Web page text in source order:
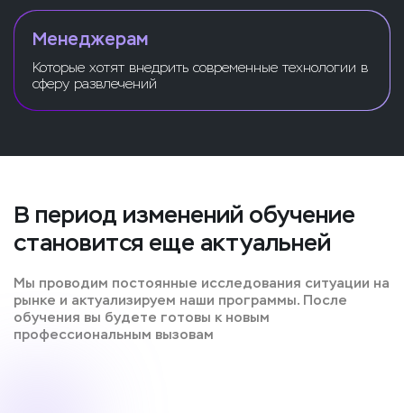
Менеджерам
Которые хотят внедрить современные технологии в
сферу развлечений
В период изменений обучение
становится еще актуальней
Мы проводим постоянные исследования ситуации на
рынке и актуализируем наши программы. После
обучения вы будете готовы к новым
профессиональным вызовам